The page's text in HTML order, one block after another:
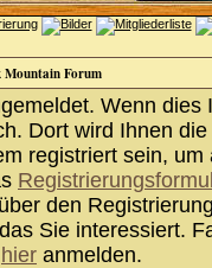
Mountain Forum
Wenn
Dort wird Ihnen
registriert sein,
den
Sie interessiert.
hier anmelden.